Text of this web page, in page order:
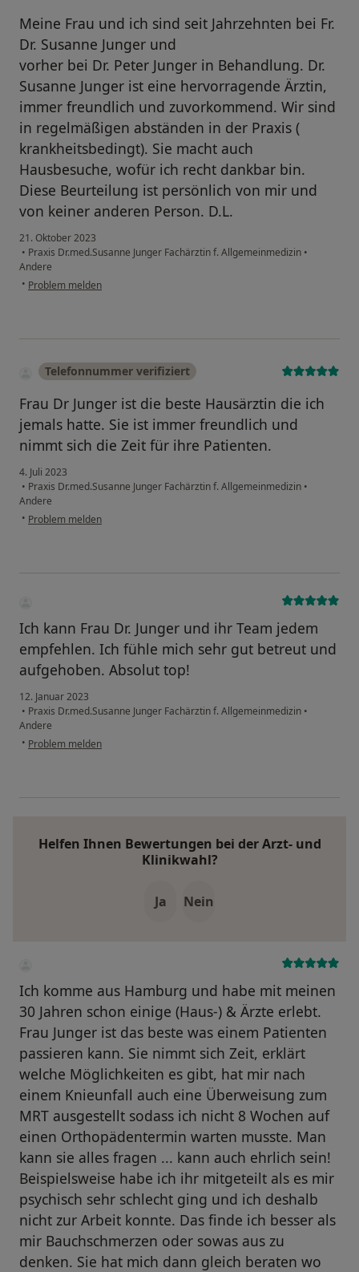
Meine Frau und ich sind seit Jahrzehnten bei Fr.
Dr. Susanne Junger und
vorher bei Dr. Peter Junger in Behandlung. Dr.
Susanne Junger ist eine hervorragende Ärztin,
immer freundlich und zuvorkommend. Wir sind
in regelmäßigen abständen in der Praxis (
krankheitsbedingt). Sie macht auch
Hausbesuche, wofür ich recht dankbar bin.
Diese Beurteilung ist persönlich von mir und
von keiner anderen Person. D.L.
21. Oktober 2023
• Praxis Dr.med.Susanne Junger Fachärztin f. Allgemeinmedizin •
Andere
• Problem melden
Telefonnummer verifiziert
Frau Dr Junger ist die beste Hausärztin die ich
jemals hatte. Sie ist immer freundlich und
nimmt sich die Zeit für ihre Patienten.
4. Juli 2023
• Praxis Dr.med.Susanne Junger Fachärztin f. Allgemeinmedizin •
Andere
• Problem melden
Ich kann Frau Dr. Junger und ihr Team jedem
empfehlen. Ich fühle mich sehr gut betreut und
aufgehoben. Absolut top!
12. Januar 2023
• Praxis Dr.med.Susanne Junger Fachärztin f. Allgemeinmedizin •
Andere
• Problem melden
Helfen Ihnen Bewertungen bei der Arzt- und
Klinikwahl?
Ja Nein
Ich komme aus Hamburg und habe mit meinen
30 Jahren schon einige (Haus-) & Ärzte erlebt.
Frau Junger ist das beste was einem Patienten
passieren kann. Sie nimmt sich Zeit, erklärt
welche Möglichkeiten es gibt, hat mir nach
einem Knieunfall auch eine Überweisung zum
MRT ausgestellt sodass ich nicht 8 Wochen auf
einen Orthopädentermin warten musste. Man
kann sie alles fragen ... kann auch ehrlich sein!
Beispielsweise habe ich ihr mitgeteilt als es mir
psychisch sehr schlecht ging und ich deshalb
nicht zur Arbeit konnte. Das finde ich besser als
mir Bauchschmerzen oder sowas aus zu
denken. Sie hat mich dann gleich beraten wo